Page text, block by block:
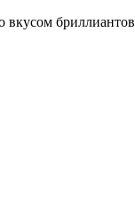
вкусом бриллиантов